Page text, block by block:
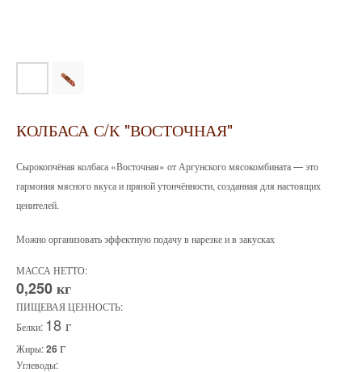
КОЛБАСА С/К "ВОСТОЧНАЯ"
Сырокопчёная колбаса «Восточная» от Аргунского мясокомбината — это
гармония мясного вкуса и пряной утончённости, созданная для настоящих
ценителей.
Можно организовать эффектную подачу в нарезке и в закусках
МАССА НЕТТО:
0,250 кг
ПИЩЕВАЯ ЦЕННОСТЬ:
Белки: 18 г
Жиры:26г
Углеводы: